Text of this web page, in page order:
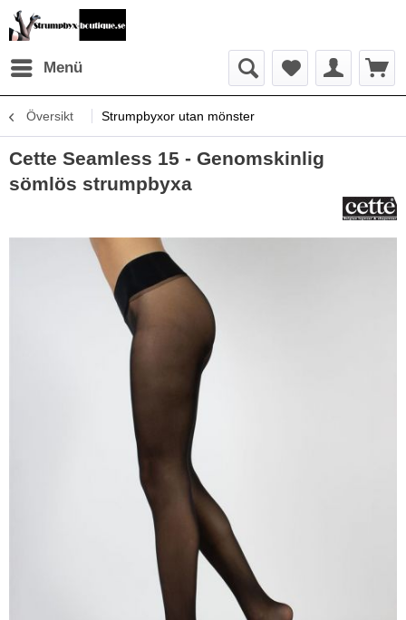
Menü
Översikt Strumpbyxor utan mönster
Cette Seamless 15 - Genomskinlig
sömlös strumpbyxa